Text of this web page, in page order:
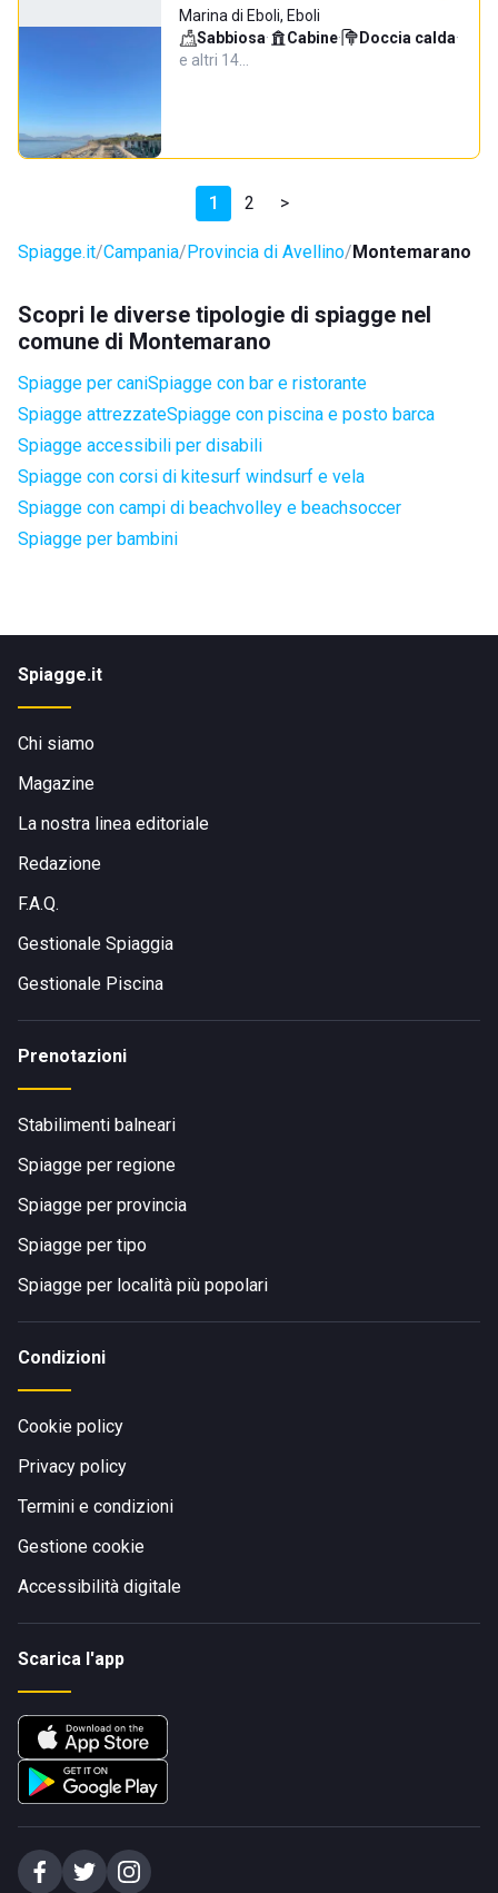
Marina di Eboli, Eboli
Sabbiosa· Cabine· Doccia calda·
e altri 14…
1 2 >
Spiagge.it Campania Provincia di Avellino Montemarano
Scopri le diverse tipologie di spiagge nel
comune di Montemarano
Spiagge per caniSpiagge con bar e ristorante
Spiagge attrezzateSpiagge con piscina e posto barca
Spiagge accessibili per disabili
Spiagge con corsi di kitesurf windsurf e vela
Spiagge con campi di beachvolley e beachsoccer
Spiagge per bambini
Spiagge.it
Chi siamo
Magazine
La nostra linea editoriale
Redazione
F.A.Q.
Gestionale Spiaggia
Gestionale Piscina
Prenotazioni
Stabilimenti balneari
Spiagge per regione
Spiagge per provincia
Spiagge per tipo
Spiagge per località più popolari
Condizioni
Cookie policy
Privacy policy
Termini e condizioni
Gestione cookie
Accessibilità digitale
Scarica l'app